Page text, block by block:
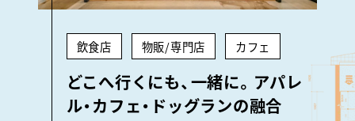
飲食店 物販/専門店 カフェ
どこへ行くにも、一緒に。アパレ
ル・カフェ・ドッグランの融合